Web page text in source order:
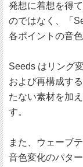
発想に着想を得
のではなく、「
各ポイントの音
Seeds はリング
および再構成す
たない素材を加
す。
また、ウェーブ
音色変化のパタ